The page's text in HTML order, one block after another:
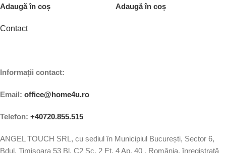
Adaugă în coș Adaugă în coș
Contact
Informații contact:
Email: office@home4u.ro
Telefon: +40720.855.515
ANGEL TOUCH SRL, cu sediul în Municipiul București, Sector 6,
Bdul. Timisoara 53 Bl. C2 Sc. 2 Et. 4 Ap. 40 , România, înregistrată